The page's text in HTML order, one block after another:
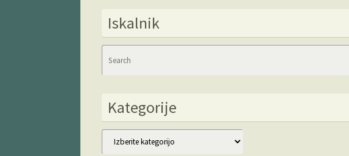
Iskalnik
Kategorije
Kategorije